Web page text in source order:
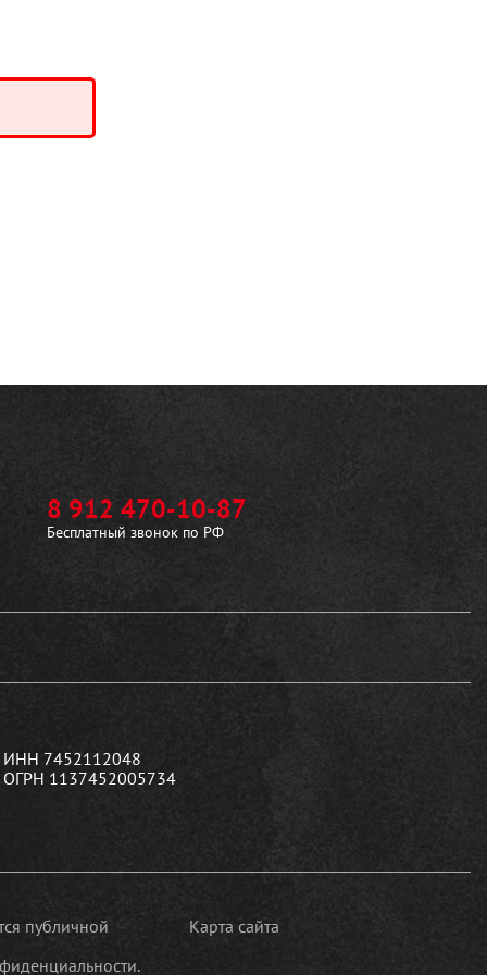
8 912 470-10-87
Бесплатный звонок по РФ
ИНН 7452112048
ОГРН 1137452005734
публичной
Карта сайта